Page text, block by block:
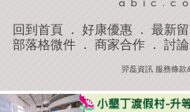
回到首頁 ． 好康優惠 ． 最新
部落格微件． 商家合作． 討
羿磊資訊 服務條款